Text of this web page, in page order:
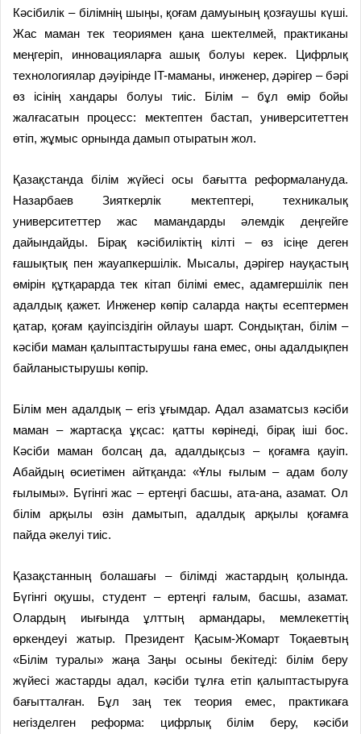
Кәсібилік – білімнің шыңы, қоғам дамуының қозғаушы күші.
Жас маман тек теориямен қана шектелмей, практиканы
меңгеріп, инновацияларға ашық болуы керек. Цифрлық
технологиялар дәуірінде IT-маманы, инженер, дәрігер – бәрі
өз ісінің хандары болуы тиіс. Білім – бұл өмір бойы
жалғасатын процесс: мектептен бастап, университеттен
өтіп, жұмыс орнында дамып отыратын жол.
Қазақстанда білім жүйесі осы бағытта реформалануда.
Назарбаев Зияткерлік мектептері, техникалық
университеттер жас мамандарды әлемдік деңгейге
дайындайды. Бірақ кәсібиліктің кілті – өз ісіңе деген
ғашықтық пен жауапкершілік. Мысалы, дәрігер науқастың
өмірін құтқарарда тек кітап білімі емес, адамгершілік пен
адалдық қажет. Инженер көпір саларда нақты есептермен
қатар, қоғам қауіпсіздігін ойлауы шарт. Сондықтан, білім –
кәсіби маман қалыптастырушы ғана емес, оны адалдықпен
байланыстырушы көпір.
Білім мен адалдық – егіз ұғымдар. Адал азаматсыз кәсіби
маман – жартасқа ұқсас: қатты көрінеді, бірақ іші бос.
Кәсіби маман болсаң да, адалдықсыз – қоғамға қауіп.
Абайдың өсиетімен айтқанда: «Ұлы ғылым – адам болу
ғылымы». Бүгінгі жас – ертеңгі басшы, ата-ана, азамат. Ол
білім арқылы өзін дамытып, адалдық арқылы қоғамға
пайда әкелуі тиіс.
Қазақстанның болашағы – білімді жастардың қолында.
Бүгінгі оқушы, студент – ертеңгі ғалым, басшы, азамат.
Олардың иығында ұлттың армандары, мемлекеттің
өркендеуі жатыр. Президент Қасым-Жомарт Тоқаевтың
«Білім туралы» жаңа Заңы осыны бекітеді: білім беру
жүйесі жастарды адал, кәсіби тұлға етіп қалыптастыруға
бағытталған. Бұл заң тек теория емес, практикаға
негізделген реформа: цифрлық білім беру, кәсіби